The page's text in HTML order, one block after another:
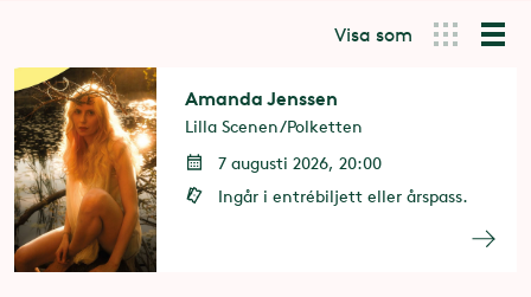
Visa som
Amanda Jenssen
Lilla Scenen/Polketten
7 augusti 2026, 20:00
Ingår i entrébiljett eller årspass.